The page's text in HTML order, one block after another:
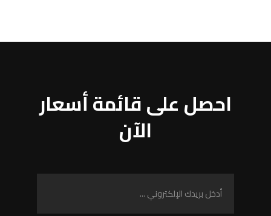
احصل على قائمة أسعار
الآن